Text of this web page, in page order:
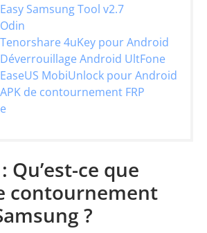
Samsung Tool v2.7
4uKey pour Android
Android UltFone
MobiUnlock pour Android
de contournement FRP
Qu’est-ce que
contournement
?